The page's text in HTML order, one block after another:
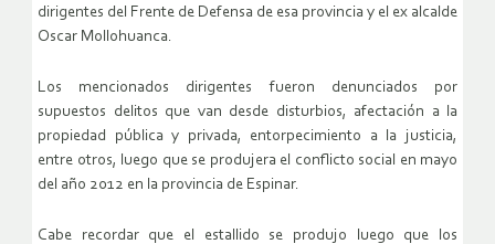
dirigentes del Frente de Defensa de esa provincia y el ex alcalde
Oscar Mollohuanca.
Los mencionados dirigentes fueron denunciados por
supuestos delitos que van desde disturbios, afectación a la
propiedad pública y privada, entorpecimiento a la justicia,
entre otros, luego que se produjera el conflicto social en mayo
del año 2012 en la provincia de Espinar.
Cabe recordar que el estallido se produjo luego que los